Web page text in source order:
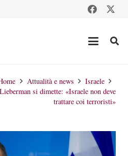
Attualità e news
Israele
si dimette: «Israele non deve
trattare coi terroristi»